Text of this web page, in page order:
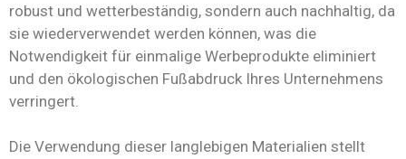
robust und wetterbeständig, sondern auch nachhaltig, da
sie wiederverwendet werden können, was die
Notwendigkeit für einmalige Werbeprodukte eliminiert
und den ökologischen Fußabdruck Ihres Unternehmens
verringert.
Die Verwendung dieser langlebigen Materialien stellt